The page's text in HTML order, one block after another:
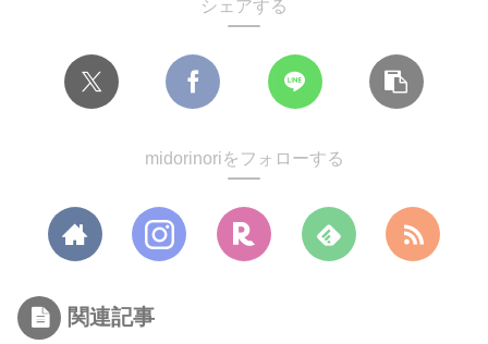
シェアする
midorinoriをフォローする
関連記事